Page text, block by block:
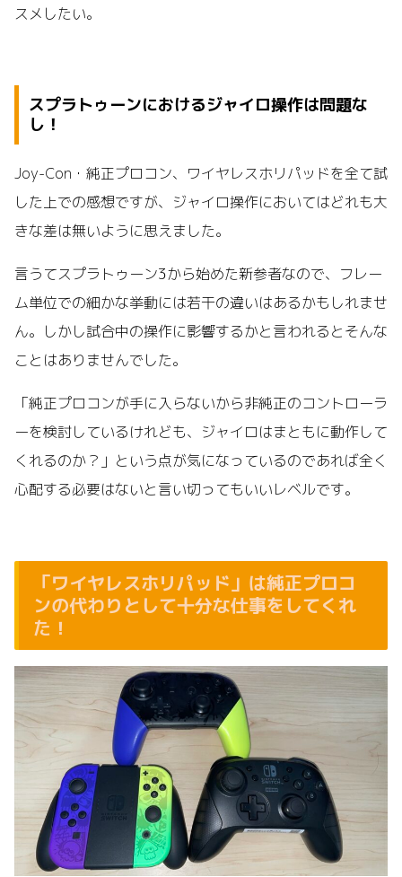
スメしたい。
スプラトゥーンにおけるジャイロ操作は問題な
し！
Joy-Con・純正プロコン、ワイヤレスホリパッドを全て試
した上での感想ですが、ジャイロ操作においてはどれも大
きな差は無いように思えました。
言うてスプラトゥーン3から始めた新参者なので、フレー
ム単位での細かな挙動には若干の違いはあるかもしれませ
ん。しかし試合中の操作に影響するかと言われるとそんな
ことはありませんでした。
「純正プロコンが手に入らないから非純正のコントローラ
ーを検討しているけれども、ジャイロはまともに動作して
くれるのか？」という点が気になっているのであれば全く
心配する必要はないと言い切ってもいいレベルです。
「ワイヤレスホリパッド」は純正プロコ
ンの代わりとして十分な仕事をしてくれ
た！